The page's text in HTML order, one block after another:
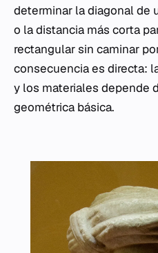
determinar la diagonal de
o la distancia más corta
rectangular sin caminar
consecuencia es directa:
y los materiales depende
geométrica básica.